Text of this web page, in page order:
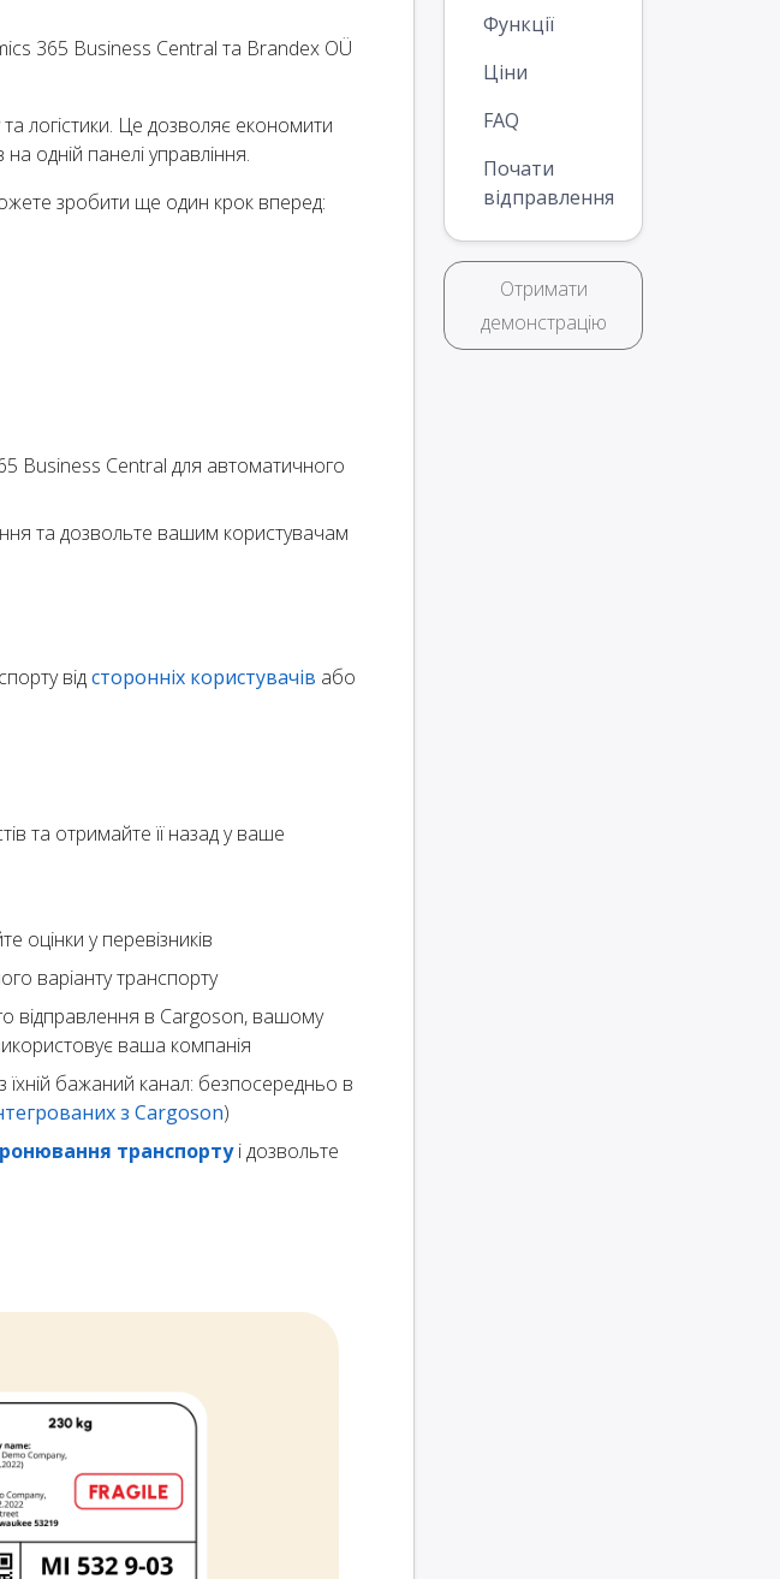
365 Business Central та Brandex OÜ
логістики. Це дозволяє економити
одній панелі управління.
зробити ще один крок вперед:
Business Central для автоматичного
та дозвольте вашим користувачам
відсторонніх користувачів або
та отримайте її назад у ваше
оцінки у перевізників
варіанту транспорту
відправлення в Cargoson, вашому
ваша компанія
їхній бажаний канал: безпосередньо в
з Cargoson)
транспортуі дозвольте
Функції
Ціни
FAQ
Почати
відправлення
Отримати
демонстрацію